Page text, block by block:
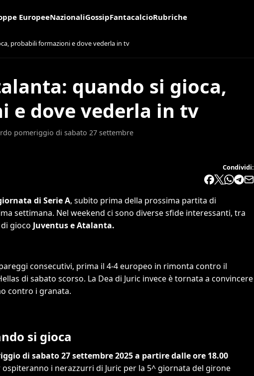
EuropeeNazionaliGossipFantacalcioRubriche
probabili formazioni e dove vederla in tv
quando si gioca,
e dove vederla in tv
pomeriggio di sabato 27 settembre
Condividi:
di Serie A, subito prima della prossima partita di
settimana. Nel weekend ci sono diverse sfide interessanti, tra
gioco Juventus e Atalanta.
consecutivi, prima il 4-4 europeo in rimonta contro il
di sabato scorso. La Dea di Juric invece è tornata a convincere
contro i granata.
si gioca
di sabato 27 settembre 2025 a partire dalle ore 18.00
i nerazzurri di Juric per la 5^ giornata del girone